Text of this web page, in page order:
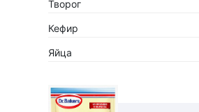
Творог
Кефир
Яйца